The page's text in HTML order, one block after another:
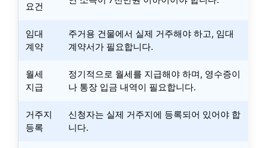
요건
임대
계약
주거용 건물에서 실제 거주해야 하고, 임대
계약서가 필요합니다.
월세
지급
정기적으로 월세를 지급해야 하며, 영수증이
나 통장 입금 내역이 필요합니다.
거주지
등록
신청자는 실제 거주지에 등록되어 있어야 합
니다.